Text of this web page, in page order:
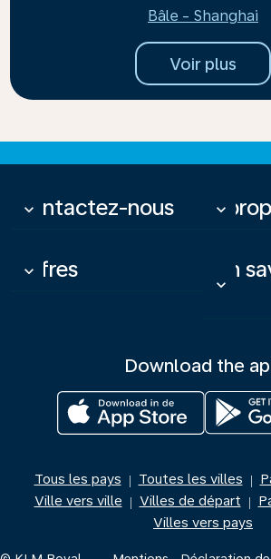
Bâle - Shanghai
Voir plus
Contactez-nous
keyboard_arrow_down À
keyboard_arrow_down
Offres
keyboard_arrow_down
En
keyboard_arrow_down
Download the
Tous les pays | Toutes les villes |
Ville vers ville | Villes de départ |
Villes vers pays